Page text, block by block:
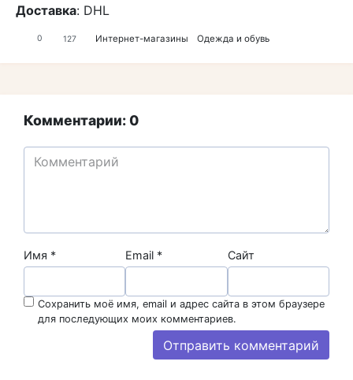
Доставка: DHL
0 127 Интернет-магазины Одежда и обувь
Комментарии: 0
Имя * Email * Сайт
Сохранить моё имя, email и адрес сайта в этом браузере
для последующих моих комментариев.